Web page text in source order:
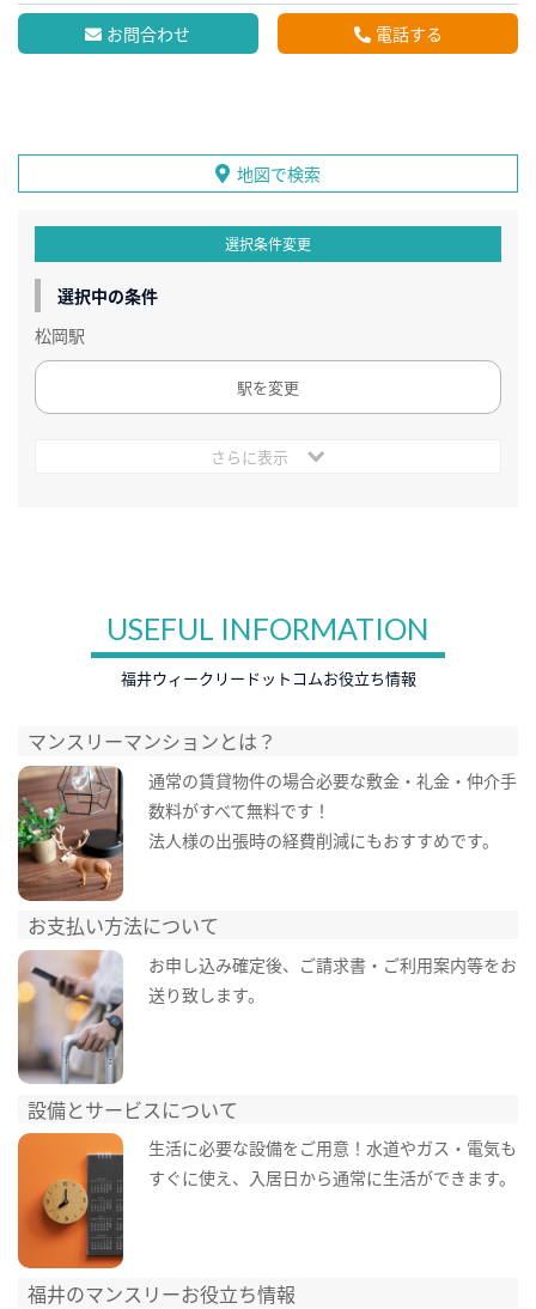
お問合わせ 電話する
地図で検索
選択条件変更
選択中の条件
松岡駅
駅を変更
さらに表示
USEFUL INFORMATION
福井ウィークリードットコムお役立ち情報
マンスリーマンションとは？
通常の賃貸物件の場合必要な敷金・礼金・仲介手
数料がすべて無料です！
法人様の出張時の経費削減にもおすすめです。
お支払い方法について
お申し込み確定後、ご請求書・ご利用案内等をお
送り致します。
設備とサービスについて
生活に必要な設備をご用意！水道やガス・電気も
すぐに使え、入居日から通常に生活ができます。
福井のマンスリーお役立ち情報